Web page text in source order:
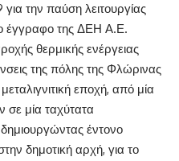
την παύση λειτουργίας
έγγραφο της ΔΕΗ Α.Ε.
θερμικής ενέργειας
της πόλης της Φλώρινας
εποχή, από μία
μία ταχύτατα
έντονο
δημοτική αρχή, για το